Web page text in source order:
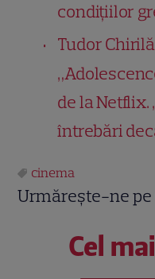
condițiilor
Tudor
de la Netflix.
întrebări
cinema
Urmărește-ne pe
Cel